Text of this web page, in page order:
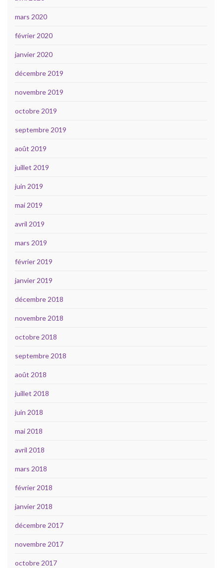
mars 2020
février 2020
janvier 2020
décembre 2019
novembre 2019
octobre 2019
septembre 2019
août 2019
juillet 2019
juin 2019
mai 2019
avril 2019
mars 2019
février 2019
janvier 2019
décembre 2018
novembre 2018
octobre 2018
septembre 2018
août 2018
juillet 2018
juin 2018
mai 2018
avril 2018
mars 2018
février 2018
janvier 2018
décembre 2017
novembre 2017
octobre 2017